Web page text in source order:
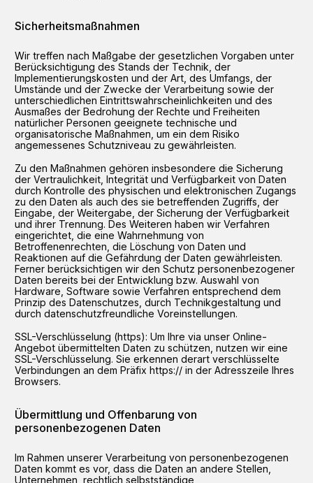
Sicherheitsmaßnahmen
Wir treffen nach Maßgabe der gesetzlichen Vorgaben unter
Berücksichtigung des Stands der Technik, der
Implementierungskosten und der Art, des Umfangs, der
Umstände und der Zwecke der Verarbeitung sowie der
unterschiedlichen Eintrittswahrscheinlichkeiten und des
Ausmaßes der Bedrohung der Rechte und Freiheiten
natürlicher Personen geeignete technische und
organisatorische Maßnahmen, um ein dem Risiko
angemessenes Schutzniveau zu gewährleisten.
Zu den Maßnahmen gehören insbesondere die Sicherung
der Vertraulichkeit, Integrität und Verfügbarkeit von Daten
durch Kontrolle des physischen und elektronischen Zugangs
zu den Daten als auch des sie betreffenden Zugriffs, der
Eingabe, der Weitergabe, der Sicherung der Verfügbarkeit
und ihrer Trennung. Des Weiteren haben wir Verfahren
eingerichtet, die eine Wahrnehmung von
Betroffenenrechten, die Löschung von Daten und
Reaktionen auf die Gefährdung der Daten gewährleisten.
Ferner berücksichtigen wir den Schutz personenbezogener
Daten bereits bei der Entwicklung bzw. Auswahl von
Hardware, Software sowie Verfahren entsprechend dem
Prinzip des Datenschutzes, durch Technikgestaltung und
durch datenschutzfreundliche Voreinstellungen.
SSL-Verschlüsselung (https): Um Ihre via unser Online-
Angebot übermittelten Daten zu schützen, nutzen wir eine
SSL-Verschlüsselung. Sie erkennen derart verschlüsselte
Verbindungen an dem Präfix https:// in der Adresszeile Ihres
Browsers.
Übermittlung und Offenbarung von
personenbezogenen Daten
Im Rahmen unserer Verarbeitung von personenbezogenen
Daten kommt es vor, dass die Daten an andere Stellen,
Unternehmen, rechtlich selbstständige